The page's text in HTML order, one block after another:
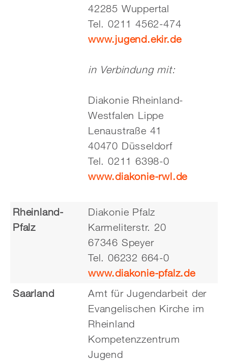
42285 Wuppertal
Tel. 0211 4562-474
www.jugend.ekir.de
in Verbindung mit:
Diakonie Rheinland-
Westfalen Lippe
Lenaustraße 41
40470 Düsseldorf
Tel. 0211 6398-0
www.diakonie-rwl.de
Rheinland-
Pfalz
Diakonie Pfalz
Karmeliterstr. 20
67346 Speyer
Tel. 06232 664-0
www.diakonie-pfalz.de
Saarland
Amt für Jugendarbeit der
Evangelischen Kirche im
Rheinland
Kompetenzzentrum
Jugend